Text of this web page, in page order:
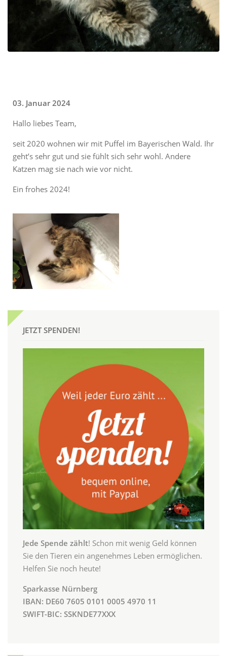
03. Januar 2024
Hallo liebes Team,
seit 2020 wohnen wir mit Puffel im Bayerischen Wald. Ihr
geht’s sehr gut und sie fühlt sich sehr wohl. Andere
Katzen mag sie nach wie vor nicht.
Ein frohes 2024!
JETZT SPENDEN!
Jede Spende zählt! Schon mit wenig Geld können
Sie den Tieren ein angenehmes Leben ermöglichen.
Helfen Sie noch heute!
Sparkasse Nürnberg
IBAN: DE60 7605 0101 0005 4970 11
SWIFT-BIC: SSKNDE77XXX